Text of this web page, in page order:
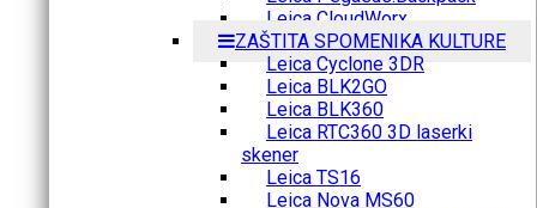
Leica CloudWorx
ZAŠTITA SPOMENIKA KULTURE
Leica Cyclone 3DR
Leica BLK2GO
Leica BLK360
Leica RTC360 3D laserki
skener
Leica TS16
Leica Nova MS60